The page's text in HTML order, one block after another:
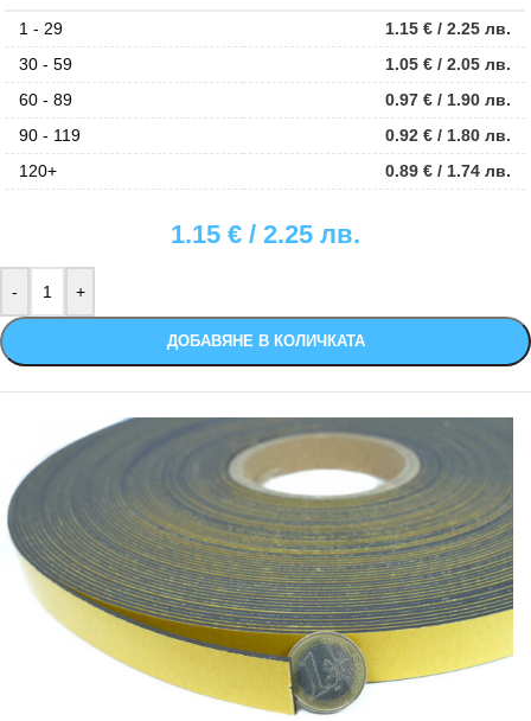
1 - 29 1.15€ / 2.25 лв.
30 - 59
1.05€ / 2.05 лв.
60 - 89
0.97€ / 1.90 лв.
90 - 119
0.92€ / 1.80 лв.
120+
0.89€ / 1.74 лв.
1.15 € / 2.25 лв.
ДОБАВЯНЕ В КОЛИЧКАТА